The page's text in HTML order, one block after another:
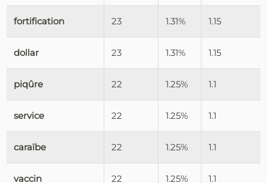
fortification 23 1.31% 1.15
dollar 23 1.31% 1.15
piqûre 22 1.25% 1.1
service 22 1.25% 1.1
caraïbe 22 1.25% 1.1
vaccin 22 1.25% 1.1